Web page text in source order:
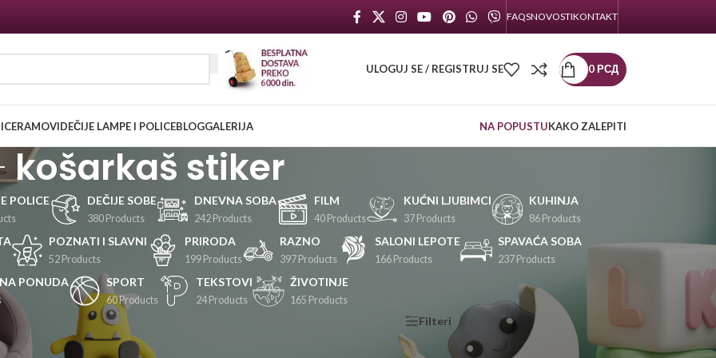
FAQSNOVOSTIKONTAKT
ULOGUJ SE / REGISTRUJ SE 0РСД
RAMOVIDEČIJE LAMPE I POLICEBLOGGALERIJA NA POPUSTUKAKO ZALEPITI
košarkaš stiker
POLICE DEČIJE SOBE
380 Products
DNEVNA SOBA
242 Products
FILM
40 Products
KUĆNI LJUBIMCI
37 Products
KUHINJA
86 Products
POZNATI I SLAVNI
52 Products
PRIRODA
199 Products
RAZNO
397 Products
SALONI LEPOTE
166 Products
SPAVAĆA SOBA
237 Products
PONUDA SPORT
60 Products
TEKSTOVI
24 Products
ŽIVOTINJE
165 Products
Filteri
KATEGORIJE
PROIZVODA